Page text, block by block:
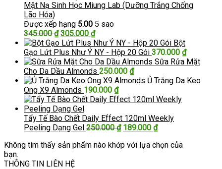
Mặt Nạ Sinh Học Miung Lab (Dưỡng Trắng Chống
Lão Hóa)
Được xếp hạng 5.00 5 sao
345.000₫ Giá
gốc
là:
345.000 ₫.
305.000 ₫Giá
hiện
tại
là:
305.000 ₫.
Bột
Gạo Lứt Plus Như Ý NY - Hộp 20 Gói 370.000 ₫
Sữa Rửa Mặt
Cho Da Dầu Almonds 250.000 ₫
Ủ Trắng Da Keo
Ong X9 Almonds 190.000 ₫
Tẩy Tế Bào Chết Daily Effect 120ml Weekly
Peeling Dạng Gel 250.000₫ Giá
là:
189.000 ₫Giá
tại
Không tìm thấy sản phẩm nào khớp với lựa chọn của
bạn.
THÔNG TIN LIÊN HỆ